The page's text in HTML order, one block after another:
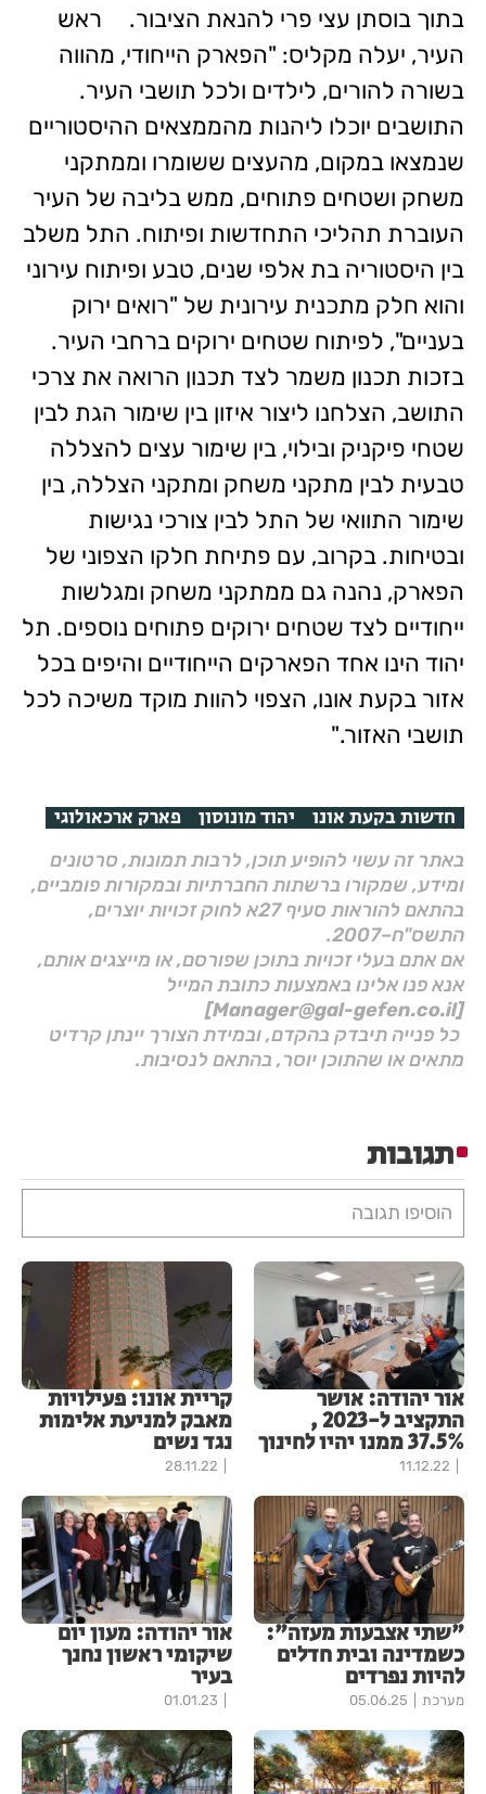
בתוך בוסתן עצי פרי להנאת הציבור. ראש
העיר, יעלה מקליס: "הפארק הייחודי, מהווה
בשורה להורים, לילדים ולכל תושבי העיר.
התושבים יוכלו ליהנות מהממצאים ההיסטוריים
שנמצאו במקום, מהעצים ששומרו וממתקני
משחק ושטחים פתוחים, ממש בליבה של העיר
העוברת תהליכי התחדשות ופיתוח. התל משלב
בין היסטוריה בת אלפי שנים, טבע ופיתוח עירוני
והוא חלק מתכנית עירונית של "רואים ירוק
בעניים", לפיתוח שטחים ירוקים ברחבי העיר.
בזכות תכנון משמר לצד תכנון הרואה את צרכי
התושב, הצלחנו ליצור איזון בין שימור הגת לבין
שטחי פיקניק ובילוי, בין שימור עצים להצללה
טבעית לבין מתקני משחק ומתקני הצללה, בין
שימור התוואי של התל לבין צורכי נגישות
ובטיחות. בקרוב, עם פתיחת חלקו הצפוני של
הפארק, נהנה גם ממתקני משחק ומגלשות
ייחודיים לצד שטחים ירוקים פתוחים נוספים. תל
יהוד הינו אחד הפארקים הייחודיים והיפים בכל
אזור בקעת אונו, הצפוי להוות מוקד משיכה לכל
תושבי האזור."
חדשות בקעת אונו יהוד מונוסון פארק ארכאולוגי
באתר זה עשוי להופיע תוכן, לרבות תמונות, סרטונים
ומידע, שמקורו ברשתות החברתיות ובמקורות פומביים,
בהתאם להוראות סעיף 27א לחוק זכויות יוצרים,
התשס"ח–2007.
אם אתם בעלי זכויות בתוכן שפורסם, או מייצגים אותם,
אנא פנו אלינו באמצעות כתובת המייל
[Manager@gal-gefen.co.il]
כל פנייה תיבדק בהקדם, ובמידת הצורך יינתן קרדיט
מתאים או שהתוכן יוסר, בהתאם לנסיבות.
תגובות
הוסיפו תגובה
אור יהודה: אושר
התקציב ל-2023 ,
37.5% ממנו יהיו לחינוך
11.12.22
קריית אונו: פעילויות
מאבק למניעת אלימות
נגד נשים
28.11.22
"שתי אצבעות מעזה":
כשמדינה ובית חדלים
להיות נפרדים
מערכת 05.06.25
אור יהודה: מעון יום
שיקומי ראשון נחנך
בעיר
01.01.23